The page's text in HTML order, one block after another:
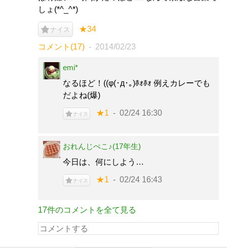
しょ(*^_^*)
ナイス ★34
コメント(17) 2014/02/23
emi*
なるほど！((φ(･д･｡)ﾎｫﾎｫ 例えカレーでも
だよね(爆)
ナイス ★1 02/24 16:30
おれんじぺこ♪(17年生)
今日は、何にしよう…
ナイス ★1 02/24 16:43
17件のコメントを全て見る